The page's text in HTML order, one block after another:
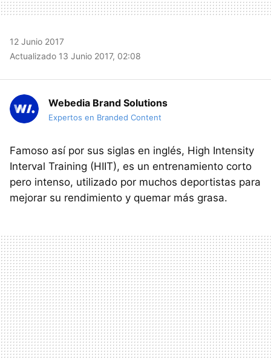
12 Junio 2017
Actualizado 13 Junio 2017, 02:08
Webedia Brand Solutions
Expertos en Branded Content
Famoso así por sus siglas en inglés, High Intensity
Interval Training (HIIT), es un entrenamiento corto
pero intenso, utilizado por muchos deportistas para
mejorar su rendimiento y quemar más grasa.